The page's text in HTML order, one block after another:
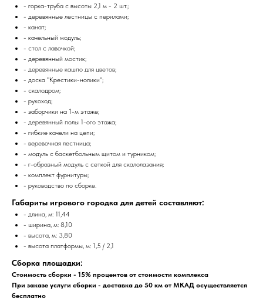
- горка-труба с высоты 2,1 м - 2 шт.;
- деревянные лестницы с перилами;
- канат;
- качельный модуль;
- стол с лавочкой;
- деревянный мостик;
- деревянные кашпо для цветов;
- доска "Крестики-нолики";
- скалодром;
- рукоход;
- заборчики на 1-м этаже;
- деревянный полы 1-ого этажа;
- гибкие качели на цепи;
- веревочная лестница;
- модуль с баскетбольным щитом и турником;
- г-образный модуль с сеткой для скалолазания;
- комплект фурнитуры;
- руководство по сборке.
Габариты игрового городка для детей составляют:
- длина, м: 11,44
- ширина, м: 8,10
- высота, м: 3,80
- высота платформы, м: 1,5 / 2,1
Сборка площадки:
Стоимость сборки - 15% процентов от стоимости комплекса
При заказе услуги сборки - доставка до 50 км от МКАД осуществляется
бесплатно